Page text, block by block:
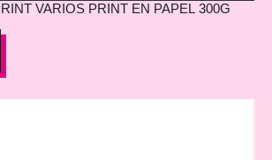
VARIOS PRINT EN PAPEL 300G